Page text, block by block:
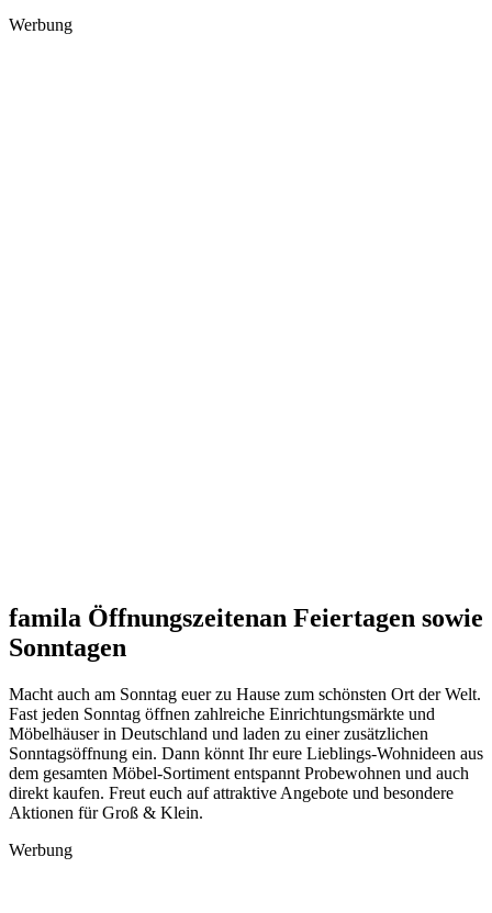
Werbung
famila Öffnungszeitenan Feiertagen sowie
Sonntagen
Macht auch am Sonntag euer zu Hause zum schönsten Ort der Welt.
Fast jeden Sonntag öffnen zahlreiche Einrichtungsmärkte und
Möbelhäuser in Deutschland und laden zu einer zusätzlichen
Sonntagsöffnung ein. Dann könnt Ihr eure Lieblings-Wohnideen aus
dem gesamten Möbel-Sortiment entspannt Probewohnen und auch
direkt kaufen. Freut euch auf attraktive Angebote und besondere
Aktionen für Groß & Klein.
Werbung